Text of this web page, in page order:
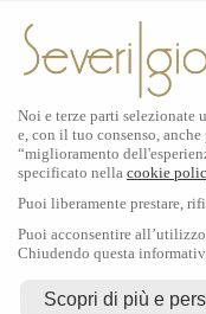
Rolex
Scopri
Orologi
Nuovi
L'arte
Noi e terze parti
e, con il tuo consenso,
“miglioramento
specificato nella cookie
Puoi liberamente prestare,
Puoi acconsentire
Chiudendo questa
Scopri di più e